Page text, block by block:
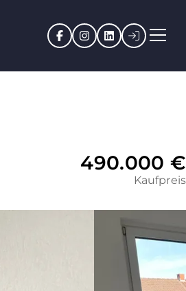
Facebook
Instagram
LinkedIn
490.000 €
Kaufpreis